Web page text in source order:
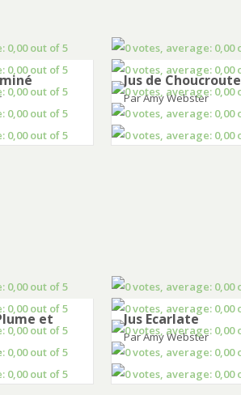
Jus de Choucroute
Par Amy Webster
et
Jus Ecarlate
Par Amy Webster